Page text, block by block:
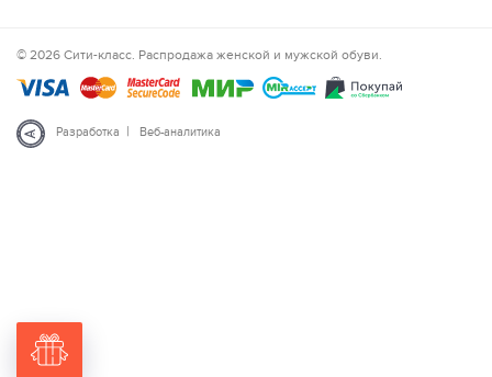
© 2026 Сити-класс. Распродажа женской и мужской обуви.
Разработка | Веб-аналитика